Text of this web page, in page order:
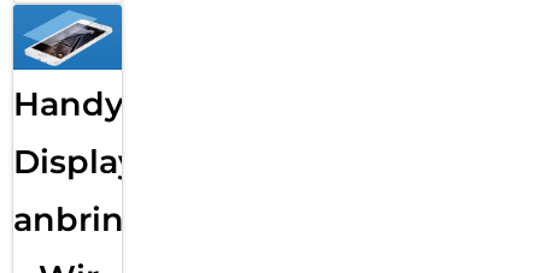
Handy
Displayfolie
anbringen